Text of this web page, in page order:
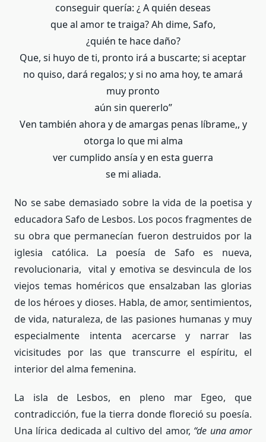
conseguir quería: ¿ A quién deseas
que al amor te traiga? Ah dime, Safo,
¿quién te hace daño?
Que, si huyo de ti, pronto irá a buscarte; si aceptar
no quiso, dará regalos; y si no ama hoy, te amará
muy pronto
aún sin quererlo”
Ven también ahora y de amargas penas líbrame,, y
otorga lo que mi alma
ver cumplido ansía y en esta guerra
se mi aliada.
No se sabe demasiado sobre la vida de la poetisa y
educadora Safo de Lesbos. Los pocos fragmentes de
su obra que permanecían fueron destruidos por la
iglesia católica. La poesía de Safo es nueva,
revolucionaria, vital y emotiva se desvincula de los
viejos temas homéricos que ensalzaban las glorias
de los héroes y dioses. Habla, de amor, sentimientos,
de vida, naturaleza, de las pasiones humanas y muy
especialmente intenta acercarse y narrar las
vicisitudes por las que transcurre el espíritu, el
interior del alma femenina.
La isla de Lesbos, en pleno mar Egeo, que
contradicción, fue la tierra donde floreció su poesía.
Una lírica dedicada al cultivo del amor, “de una amor